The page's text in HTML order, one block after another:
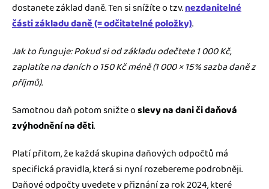
dostanete základ daně. Ten si snížíte o tzv.nezdanitelné
části základu daně (= odčitatelné položky).
Jak to funguje: Pokud si od základu odečtete 1 000 Kč,
zaplatíte na daních o 150 Kč méně (1 000 × 15% sazba daně z
příjmů).
Samotnou daň potom snižte oslevy na dani či daňová
zvýhodnění na děti.
Platí přitom, že každá skupina daňových odpočtů má
specifická pravidla, která si nyní rozebereme podrobněji.
Daňové odpočty uvedete v přiznání za rok 2024, které